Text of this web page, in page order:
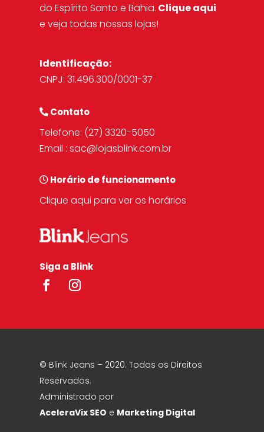
do Espírito Santo e Bahia. Clique aqui
e veja todas nossas lojas!
Identificação:
CNPJ: 31.496.300/0001-37
Contato
Telefone: (27) 3320-5050
Email :sac@lojasblink.com.br
Horário de funcionamento
Clique aqui para ver os horários
Siga a Blink
© Blink Jeans – 2020. Todos os Direitos
Reservados.
Administrado por
AceleraVix SEO e Marketing Digital